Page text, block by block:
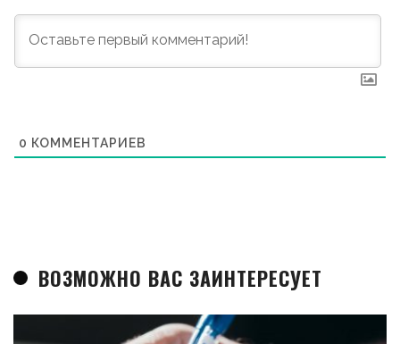
0 КОММЕНТАРИЕВ
ВОЗМОЖНО ВАС ЗАИНТЕРЕСУЕТ